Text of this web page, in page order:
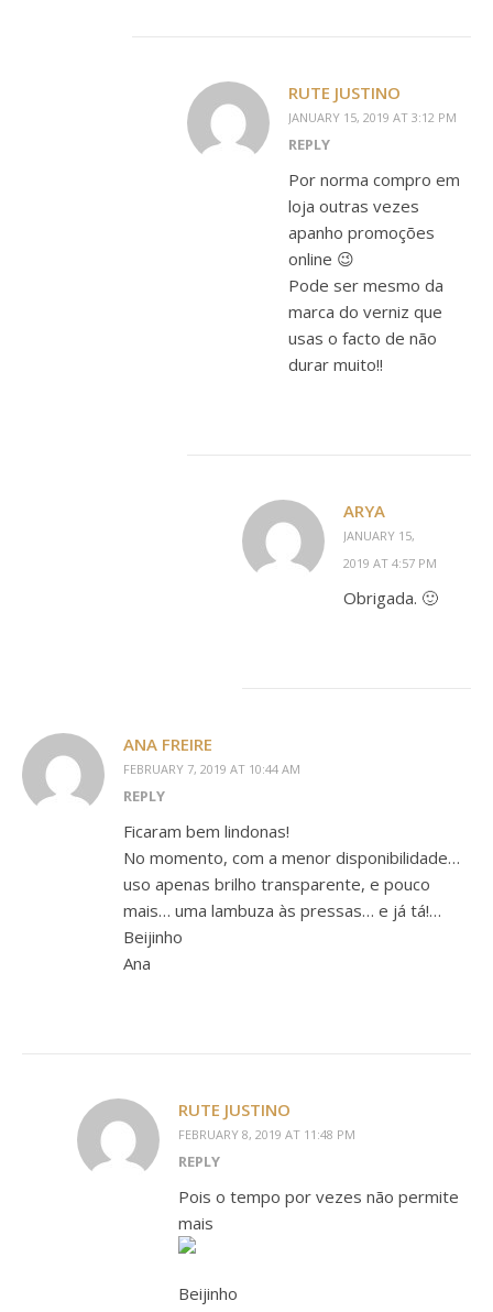
RUTE JUSTINO
JANUARY 15, 2019 AT 3:12 PM
REPLY
Por norma compro em
loja outras vezes
apanho promoções
online 😉
Pode ser mesmo da
marca do verniz que
usas o facto de não
durar muito!!
ARYA
JANUARY 15,
2019 AT 4:57 PM
Obrigada. 🙂
ANA FREIRE
FEBRUARY 7, 2019 AT 10:44 AM
REPLY
Ficaram bem lindonas!
No momento, com a menor disponibilidade…
uso apenas brilho transparente, e pouco
mais… uma lambuza às pressas… e já tá!…
Beijinho
Ana
RUTE JUSTINO
FEBRUARY 8, 2019 AT 11:48 PM
REPLY
Pois o tempo por vezes não permite
mais
Beijinho